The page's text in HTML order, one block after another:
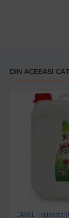
DIN ACEEASI